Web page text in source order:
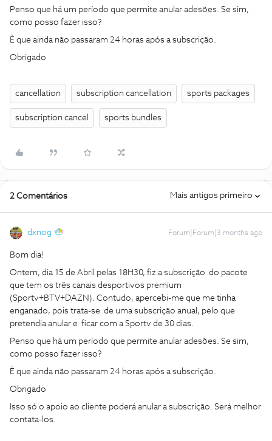
Penso que há um período que permite anular adesões. Se sim,
como posso fazer isso?
È que ainda não passaram 24 horas após a subscrição.
Obrigado
cancellation subscription cancellation sports packages
subscription cancel sports bundles
2 Comentários Mais antigos primeiro
dxnog Forum|Forum|3 months ago
Bom dia!
Ontem, dia 15 de Abril pelas 18H30, fiz a subscrição do pacote
que tem os três canais desportivos premium
(Sportv+BTV+DAZN). Contudo, apercebi-me que me tinha
enganado, pois trata-se de uma subscrição anual, pelo que
pretendia anular e ficar com a Sportv de 30 dias.
Penso que há um período que permite anular adesões. Se sim,
como posso fazer isso?
È que ainda não passaram 24 horas após a subscrição.
Obrigado
Isso só o apoio ao cliente poderá anular a subscrição. Será melhor
contata-los.